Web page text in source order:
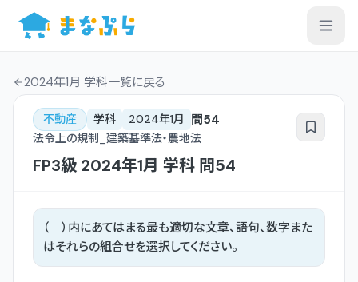
2024年1月 学科一覧に戻る
不動産 学科 2024年1月 問54
法令上の規制_建築基準法・農地法
FP3級 2024年1月 学科 問54
（ ）内にあてはまる最も適切な文章、語句、数字また
はそれらの組合せを選択してください。